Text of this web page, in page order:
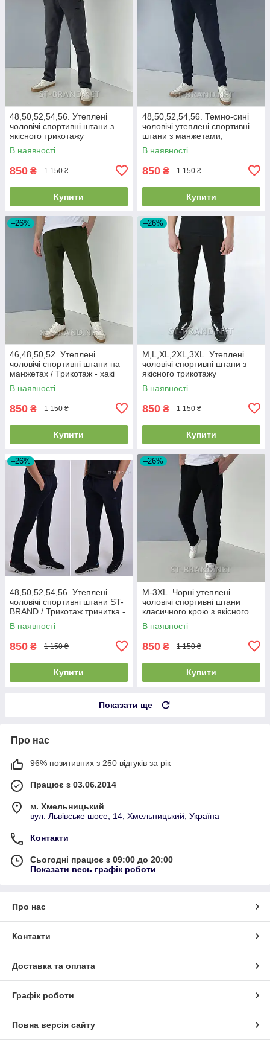
48,50,52,54,56. Утеплені
чоловічі спортивні штани з
якісного трикотажу
трьохнитки з начосом - сірі
графітові
В наявності
850 ₴ 1 150 ₴
Купити
48,50,52,54,56. Темно-сині
чоловічі утеплені спортивні
штани з манжетами,
трикотаж тринитка
В наявності
850 ₴ 1 150 ₴
Купити
–26%
46,48,50,52. Утеплені
чоловічі спортивні штани на
манжетах / Трикотаж - хакі
В наявності
850 ₴ 1 150 ₴
Купити
–26%
М,L,XL,2XL,3XL. Утеплені
чоловічі спортивні штани з
якісного трикотажу
трьохнитки з начосом - чорні
В наявності
850 ₴ 1 150 ₴
Купити
–26%
48,50,52,54,56. Утеплені
чоловічі спортивні штани ST-
BRAND / Трикотаж тринитка -
темно-сині
В наявності
850 ₴ 1 150 ₴
Купити
–26%
M-3XL. Чорні утеплені
чоловічі спортивні штани
класичного крою з якісного
трикотажу трьохнитки
В наявності
850 ₴ 1 150 ₴
Купити
Показати ще
Про нас
96% позитивних з 250 відгуків за рік
Працює з 03.06.2014
м. Хмельницький
вул. Львівське шосе, 14, Хмельницький, Україна
Контакти
Сьогодні працює з 09:00 до 20:00
Показати весь графік роботи
Про нас
Контакти
Доставка та оплата
Графік роботи
Повна версія сайту